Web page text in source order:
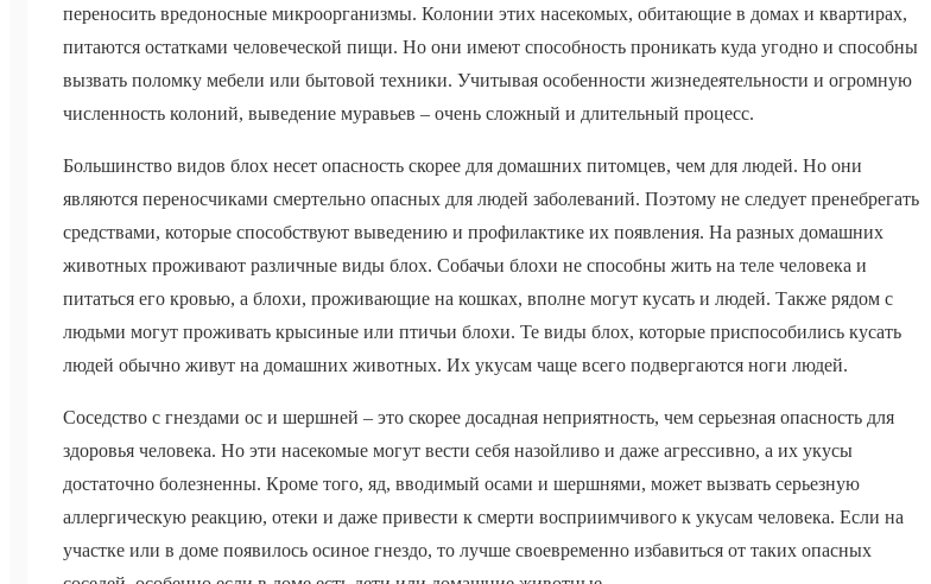
переносить вредоносные микроорганизмы. Колонии этих насекомых, обитающие в домах и квартирах,
питаются остатками человеческой пищи. Но они имеют способность проникать куда угодно и способны
вызвать поломку мебели или бытовой техники. Учитывая особенности жизнедеятельности и огромную
численность колоний, выведение муравьев – очень сложный и длительный процесс.
Большинство видов блох несет опасность скорее для домашних питомцев, чем для людей. Но они
являются переносчиками смертельно опасных для людей заболеваний. Поэтому не следует пренебрегать
средствами, которые способствуют выведению и профилактике их появления. На разных домашних
животных проживают различные виды блох. Собачьи блохи не способны жить на теле человека и
питаться его кровью, а блохи, проживающие на кошках, вполне могут кусать и людей. Также рядом с
людьми могут проживать крысиные или птичьи блохи. Те виды блох, которые приспособились кусать
людей обычно живут на домашних животных. Их укусам чаще всего подвергаются ноги людей.
Соседство с гнездами ос и шершней – это скорее досадная неприятность, чем серьезная опасность для
здоровья человека. Но эти насекомые могут вести себя назойливо и даже агрессивно, а их укусы
достаточно болезненны. Кроме того, яд, вводимый осами и шершнями, может вызвать серьезную
аллергическую реакцию, отеки и даже привести к смерти восприимчивого к укусам человека. Если на
участке или в доме появилось осиное гнездо, то лучше своевременно избавиться от таких опасных